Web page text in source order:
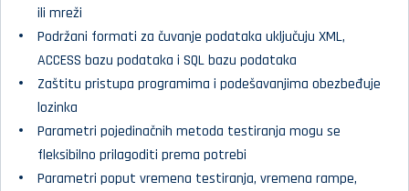
ili mreži
Podržani formati za čuvanje podataka uključuju XML,
ACCESS bazu podataka i SQL bazu podataka
Zaštitu pristupa programima i podešavanjima obezbeđuje
lozinka
Parametri pojedinačnih metoda testiranja mogu se
fleksibilno prilagoditi prema potrebi
Parametri poput vremena testiranja, vremena rampe,